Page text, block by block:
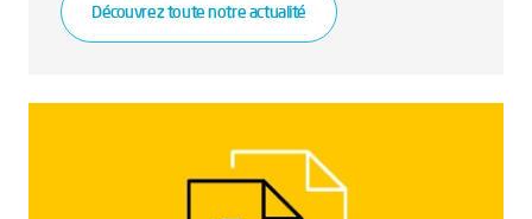
Découvrez toute notre actualité